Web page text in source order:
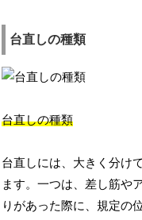
台直しの種類
台直しの種類
台直しには、大きく分け
ます。一つは、差し筋や
りがあった際に、規定の